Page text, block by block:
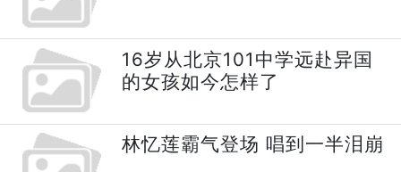
16岁从北京101中学远赴异国
的女孩如今怎样了
林忆莲霸气登场 唱到一半泪崩